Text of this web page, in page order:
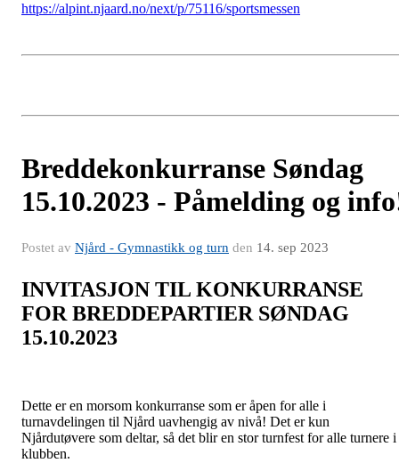
https://alpint.njaard.no/next/p/75116/sportsmessen
Breddekonkurranse Søndag
15.10.2023 - Påmelding og
Postet av Njård - Gymnastikk og turn den 14. sep 2023
INVITASJON TIL KONKURRANSE
FOR BREDDEPARTIER SØNDAG
15.10.2023
Dette er en morsom konkurranse som er åpen for alle i
turnavdelingen til Njård uavhengig av nivå! Det er kun
Njårdutøvere som deltar, så det blir en stor turnfest for alle turnere i
klubben.